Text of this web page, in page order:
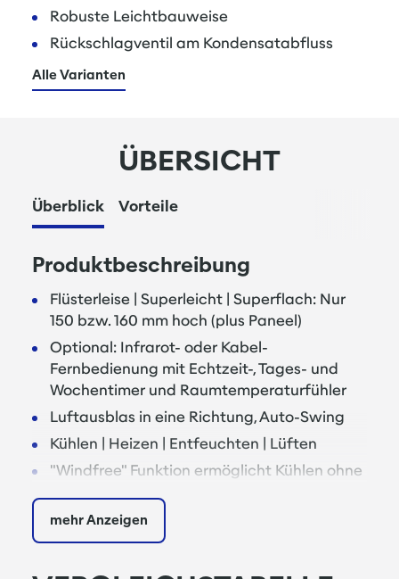
Robuste Leichtbauweise
Rückschlagventil am Kondensatabfluss
Alle Varianten
ÜBERSICHT
Überblick Vorteile
Produktbeschreibung
Flüsterleise | Superleicht | Superflach: Nur
150 bzw. 160 mm hoch (plus Paneel)
Optional: Infrarot- oder Kabel-
Fernbedienung mit Echtzeit-, Tages- und
Wochentimer und Raumtemperaturfühler
Luftausblas in eine Richtung, Auto-Swing
Kühlen | Heizen | Entfeuchten | Lüften
"Windfree" Funktion ermöglicht Kühlen ohne
Eingebaute Kondensatwasserpumpe mit 55
cm Förderhöhe
mehr Anzeigen